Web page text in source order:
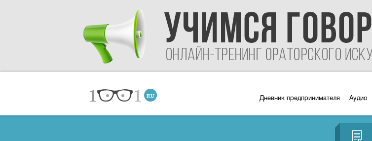
Дневник предпринимателя Аудио